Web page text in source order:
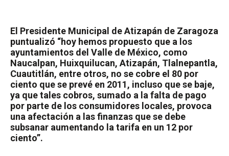
El Presidente Municipal de Atizapán de Zaragoza
puntualizó “hoy hemos propuesto que a los
ayuntamientos del Valle de México, como
Naucalpan, Huixquilucan, Atizapán, Tlalnepantla,
Cuautitlán, entre otros, no se cobre el 80 por
ciento que se prevé en 2011, incluso que se baje,
ya que tales cobros, sumado a la falta de pago
por parte de los consumidores locales, provoca
una afectación a las finanzas que se debe
subsanar aumentando la tarifa en un 12 por
ciento”.